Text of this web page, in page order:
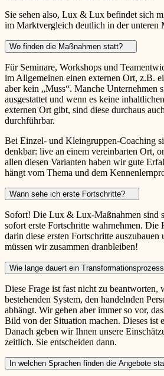
Sie sehen also, Lux & Lux befindet sich
im Marktvergleich deutlich in der unteren
Wo finden die Maßnahmen statt?
Für Seminare, Workshops und
im Allgemeinen einen externen Ort, z.B.
aber kein „Muss“. Manche Unternehmen
ausgestattet und wenn es keine
externen Ort gibt, sind diese durchaus
durchführbar.
Bei Einzel- und Kleingruppen-Coaching
denkbar: live an einem vereinbarten Ort,
allen diesen Varianten haben wir gute
hängt vom Thema und dem
Wann sehe ich erste Fortschritte?
Sofort! Die Lux & Lux-Maßnahmen sind
sofort erste Fortschritte wahrnehmen. Die
darin diese ersten Fortschritte
müssen wir zusammen dranbleiben!
Wie lange dauert ein
Diese Frage ist fast nicht zu beantworten,
bestehenden System, den handelnden
abhängt. Wir gehen aber immer so vor,
Bild von der Situation machen. Dieses ist
Danach geben wir Ihnen unsere
zeitlich. Sie entscheiden dann.
In welchen Sprachen finden die Angebote